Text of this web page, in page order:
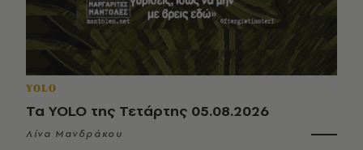
YOLO
Τα YOLO της Τετάρτης 05.08.2026
Λίνα Μανδράκου